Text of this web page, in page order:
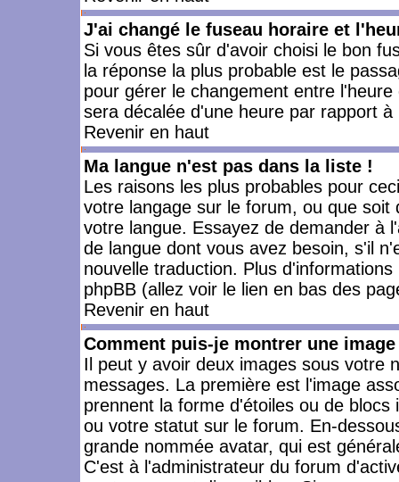
J'ai changé le fuseau horaire et
Si vous êtes sûr d'avoir choisi le bon
la réponse la plus probable est le
pour gérer le changement entre
sera décalée d'une heure par rapport à
Revenir en haut
Ma langue n'est pas dans la liste !
Les raisons les plus probables pour
votre langage sur le forum, ou que
votre langue. Essayez de demander à
de langue dont vous avez besoin, s'il
nouvelle traduction. Plus
phpBB (allez voir le lien en bas des
Revenir en haut
Comment puis-je montrer une
Il peut y avoir deux images sous votre
messages. La première est l'image
prennent la forme d'étoiles ou de
ou votre statut sur le forum. En-
grande nommée avatar, qui est
C'est à l'administrateur du forum